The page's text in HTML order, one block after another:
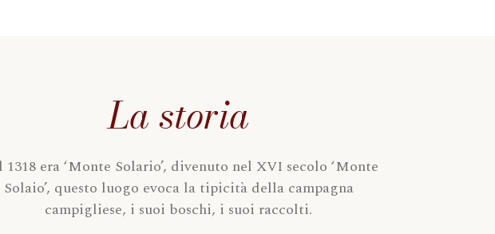
La storia
1318 era ‘Monte Solario’, divenuto nel XVI secolo ‘Monte
Solaio’, questo luogo evoca la tipicità della campagna
campigliese, i suoi boschi, i suoi raccolti.